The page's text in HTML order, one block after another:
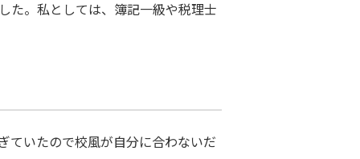
た。私としては、簿記一級や税理士
ていたので校風が自分に合わないだ